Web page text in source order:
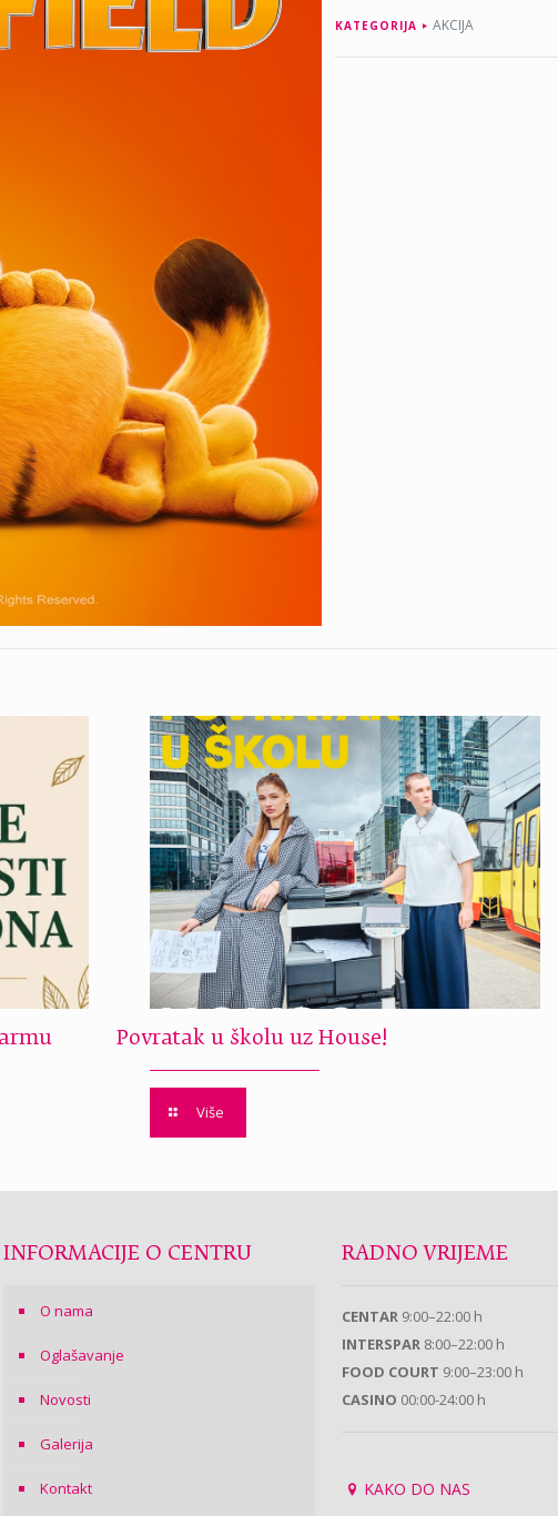
KATEGORIJA AKCIJA
Povratak u školu uz House!
Više
INFORMACIJE O CENTRU
O nama
Oglašavanje
Novosti
Galerija
Kontakt
RADNO VRIJEME
CENTAR 9:00–22:00 h
INTERSPAR 8:00–22:00 h
FOOD COURT 9:00–23:00 h
CASINO 00:00-24:00 h
KAKO DO NAS